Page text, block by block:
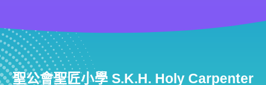
聖公會聖匠小學 S.K.H. Holy Carpenter